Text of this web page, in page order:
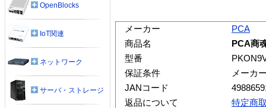
メーカー
PCA
商品名
PCA商
型番
保証条件
メーカ
JANコード
返品について
特定商
OpenBlocks
IoT関連
ネットワーク
サーバ・ストレージ